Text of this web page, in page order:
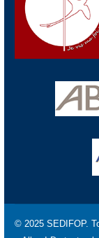
© 2025 SEDIFOP.